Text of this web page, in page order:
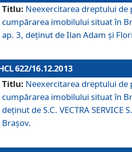
Titlu: Neexercitarea dreptului
cumpărarea imobilului situat în
ap. 3, deţinut de Ilan Adam şi
622/16.12.2013
Titlu: Neexercitarea dreptului
cumpărarea imobilului situat în
deţinut de S.C. VECTRA SERVICE
Braşov.